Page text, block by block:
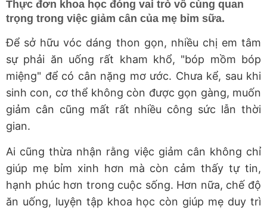
Thực đơn khoa học đóng vai trò vô cùng quan
trọng trong việc giảm cân của mẹ bỉm sữa.
Để sở hữu vóc dáng thon gọn, nhiều chị em tâm
sự phải ăn uống rất kham khổ, "bóp mồm bóp
miệng" để có cân nặng mơ ước. Chưa kể, sau khi
sinh con, cơ thể không còn được gọn gàng, muốn
giảm cân cũng mất rất nhiều công sức lẫn thời
gian.
Ai cũng thừa nhận rằng việc giảm cân không chỉ
giúp mẹ bỉm xinh hơn mà còn cảm thấy tự tin,
hạnh phúc hơn trong cuộc sống. Hơn nữa, chế độ
ăn uống, luyện tập khoa học còn giúp mẹ duy trì